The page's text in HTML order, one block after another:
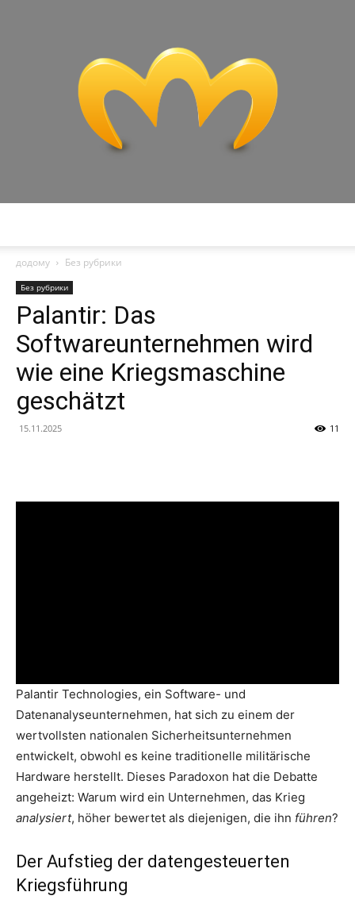
додому
Без рубрики
Без рубрики
Palantir: Das
Softwareunternehmen wird
wie eine Kriegsmaschine
geschätzt
15.11.2025 11
Palantir Technologies, ein Software- und
Datenanalyseunternehmen, hat sich zu einem der
wertvollsten nationalen Sicherheitsunternehmen
entwickelt, obwohl es keine traditionelle militärische
Hardware herstellt. Dieses Paradoxon hat die Debatte
angeheizt: Warum wird ein Unternehmen, das Krieg
analysiert, höher bewertet als diejenigen, die ihn führen?
Der Aufstieg der datengesteuerten
Kriegsführung